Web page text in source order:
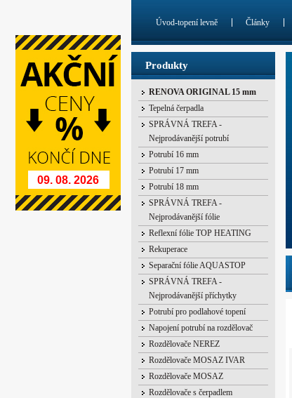
Produkty
RENOVA ORIGINAL 15 mm
Tepelná čerpadla
SPRÁVNÁ TREFA -
Nejprodávanější potrubí
Potrubí 16 mm
Potrubí 17 mm
Potrubí 18 mm
SPRÁVNÁ TREFA -
Nejprodávanější fólie
Reflexní fólie TOP HEATING
Rekuperace
Separační fólie AQUASTOP
SPRÁVNÁ TREFA -
Nejprodávanější příchytky
Potrubí pro podlahové topení
Napojení potrubí na rozdělovač
Rozdělovače NEREZ
Rozdělovače MOSAZ IVAR
Rozdělovače MOSAZ
Rozdělovače s čerpadlem
Úvod-topení levně Články
09. 08. 2026